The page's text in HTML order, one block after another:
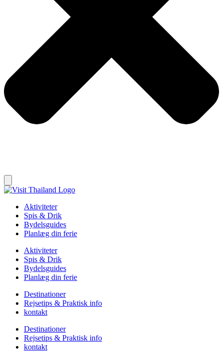
Aktiviteter
Spis & Drik
Bydelsguides
Planlæg din ferie
Aktiviteter
Spis & Drik
Bydelsguides
Planlæg din ferie
Destinationer
Rejsetips & Praktisk info
kontakt
Destinationer
Rejsetips & Praktisk info
kontakt